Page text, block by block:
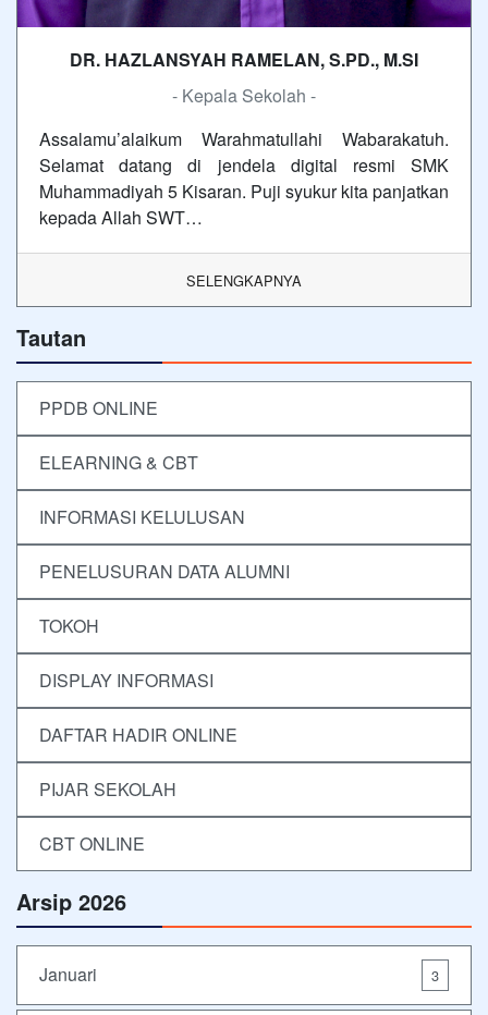
DR. HAZLANSYAH RAMELAN, S.PD., M.SI
- Kepala Sekolah -
Assalamu’alaikum Warahmatullahi Wabarakatuh.
Selamat datang di jendela digital resmi SMK
Muhammadiyah 5 Kisaran. Puji syukur kita panjatkan
kepada Allah SWT…
SELENGKAPNYA
Tautan
PPDB ONLINE
ELEARNING & CBT
INFORMASI KELULUSAN
PENELUSURAN DATA ALUMNI
TOKOH
DISPLAY INFORMASI
DAFTAR HADIR ONLINE
PIJAR SEKOLAH
CBT ONLINE
Arsip 2026
Januari 3